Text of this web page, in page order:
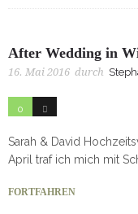
After Wedding in
16. Mai 2016 durch
0 45
Sarah & David
April traf ich mich mit
FORTFAHREN